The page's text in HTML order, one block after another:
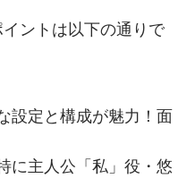
ントは以下の通りで
設定と構成が魅力！面
に主人公「私」役・悠